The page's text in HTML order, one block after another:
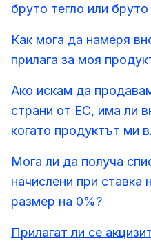
бруто тегло или бруто
Как мога да намеря
прилага за моя
Ако искам да
страни от ЕС, има ли
когато продуктът ми
Мога ли да получа
начислени при ставка
размер на 0%?
Прилагат ли се